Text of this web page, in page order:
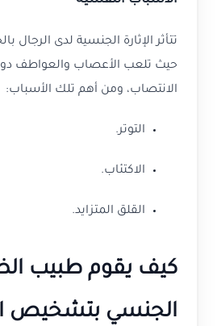
تتأثر الإثارة الجنسية لدى الرجال
حيث تلعب الأعصاب والعواطف
الانتصاب، ومن أهم تلك الأسباب:
التوتر.
الاكتئاب.
القلق المتزايد.
كيف يقوم طبيب
الجنسي بتشخيص